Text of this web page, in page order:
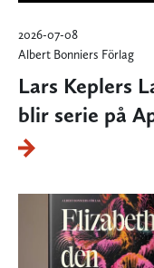
2026-07-08
Albert Bonniers Förlag
Lars Keplers
blir serie på